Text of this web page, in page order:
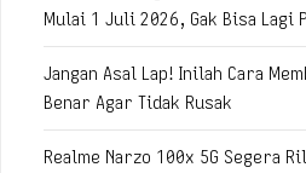
Mulai 1 Juli 2026, Gak Bisa Lagi
Jangan Asal Lap! Inilah Cara
Benar Agar Tidak Rusak
Realme Narzo 100x 5G Segera